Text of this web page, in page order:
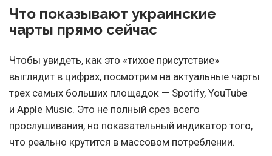
Что показывают украинские
чарты прямо сейчас
Чтобы увидеть, как это «тихое присутствие»
выглядит в цифрах, посмотрим на актуальные чарты
трех самых больших площадок — Spotify, YouTube
и Apple Music. Это не полный срез всего
прослушивания, но показательный индикатор того,
что реально крутится в массовом потреблении.